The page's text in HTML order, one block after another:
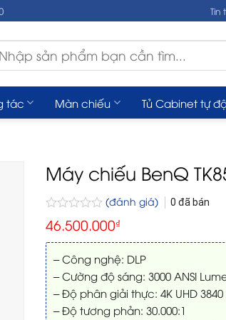
Tin
tác Màn chiếu Tủ Cabinet tự
Máy chiếu BenQ
Được
xếp
hạng
0
5
sao
(đánh giá) 0 đã bán
46.500.000₫
– Công nghệ: DLP
– Cường độ sáng: 3000 ANSI
– Độ phân giải thực: 4K UHD 3840
– Độ tương phản: 30.000:1